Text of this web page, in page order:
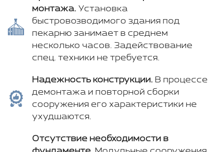
монтажа. Установка
быстровозводимого здания под
пекарню занимает в среднем
несколько часов. Задействование
спец. техники не требуется.
Надежность конструкции. В процессе
демонтажа и повторной сборки
сооружения его характеристики не
ухудшаются.
Отсутствие необходимости в